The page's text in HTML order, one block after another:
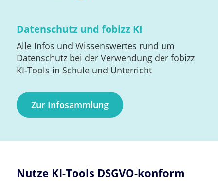
Datenschutz und fobizz KI
Alle Infos und Wissenswertes rund um
Datenschutz bei der Verwendung der fobizz
KI-Tools in Schule und Unterricht
Zur Infosammlung
Nutze KI-Tools DSGVO-konform